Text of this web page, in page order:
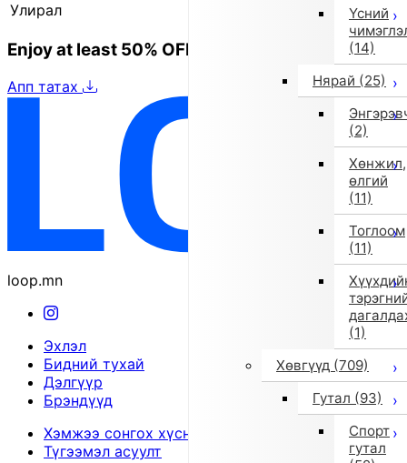
Үсний
(14)
Нярай (25)
(2)
Хөнжил,
өлгий
(11)
Тоглоом
(11)
(1)
Хөвгүүд (709)
Гутал (93)
Спорт
гутал
Улирал
2025 оны намар/өвөл
Enjoy at least 50% OFF Tokyo fashion
Апп татах
loop.mn
Эхлэл
Бидний тухай
Дэлгүүр
Брэндүүд
Хэмжээ сонгох хүснэгт
Түгээмэл асуулт